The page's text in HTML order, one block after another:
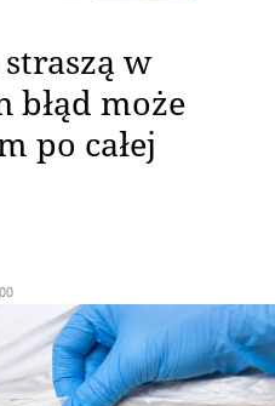
w
błąd może
po całej